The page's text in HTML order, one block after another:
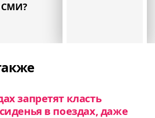
СМИ?
запретят класть
в поездах, даже